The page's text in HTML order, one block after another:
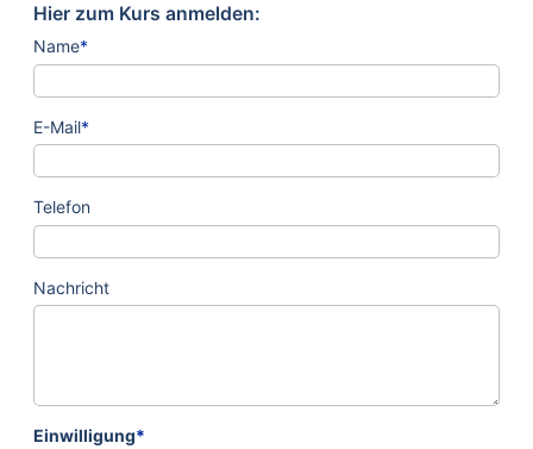
Hier zum Kurs anmelden:
Name*
E-Mail*
Telefon
Nachricht
Einwilligung*